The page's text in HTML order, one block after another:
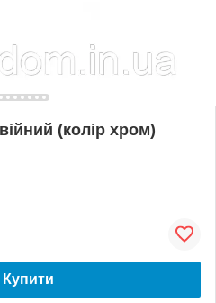
(колір хром)
Купити